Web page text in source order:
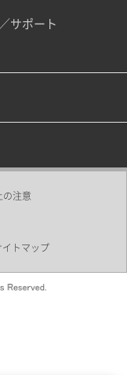
サポート
の注意
イトマップ